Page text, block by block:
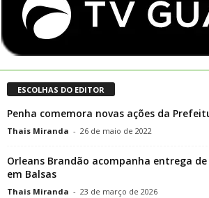
ESCOLHAS DO EDITOR
Penha comemora novas ações da
Thais Miranda - 26 de maio de 2022
Orleans Brandão acompanha entrega
em Balsas
Thais Miranda - 23 de março de 2026